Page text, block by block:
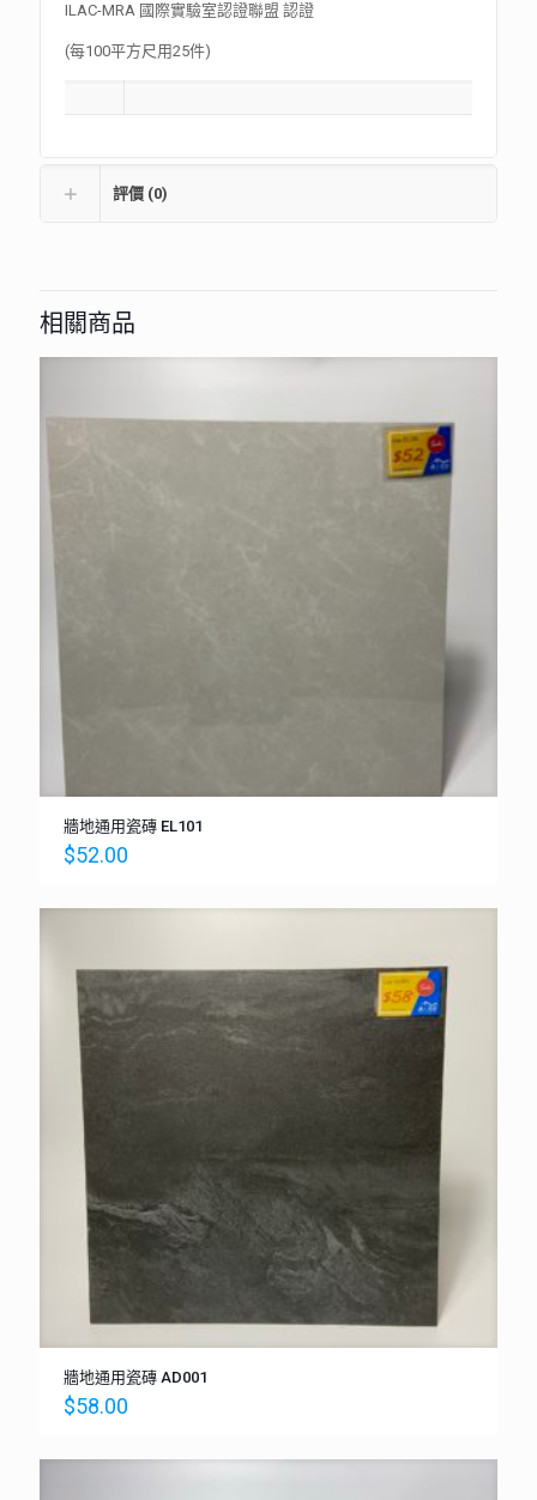
ILAC-MRA 國際實驗室認證聯盟 認證
(每100平方尺用25件)
評價 (0)
相關商品
牆地通用瓷磚 EL101
$52.00
牆地通用瓷磚 AD001
$58.00